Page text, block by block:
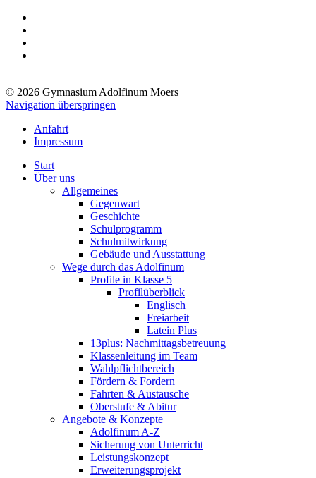
© 2026 Gymnasium Adolfinum Moers
Navigation überspringen
Anfahrt
Impressum
Start
Über uns
Allgemeines
Gegenwart
Geschichte
Schulprogramm
Schulmitwirkung
Gebäude und Ausstattung
Wege durch das Adolfinum
Profile in Klasse 5
Profilüberblick
Englisch
Freiarbeit
Latein Plus
13plus: Nachmittagsbetreuung
Klassenleitung im Team
Wahlpflichtbereich
Fördern & Fordern
Fahrten & Austausche
Oberstufe & Abitur
Angebote & Konzepte
Adolfinum A-Z
Sicherung von Unterricht
Leistungskonzept
Erweiterungsprojekt